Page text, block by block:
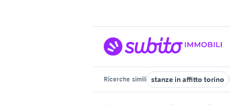
Ricerche simili stanze in affitto torino